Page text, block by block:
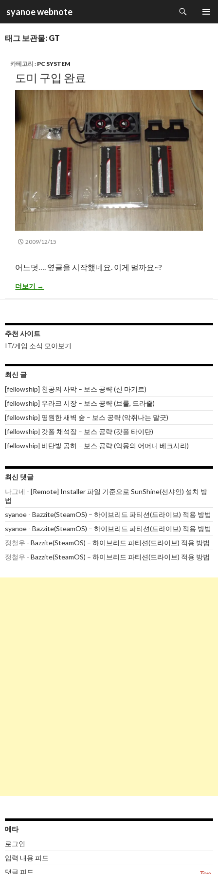
syanoe webnote
색
츠
로
건
태그 보관물: GT
카테고리 : PC SYSTEM
도미 구입 완료
2009/12/15
어느덧…. 옆글을 시작했네요. 이게 멀까요~?
도미 구입 완료
더보기 →
추천 사이트
IT/게임 소식 모아보기
최신 글
[fellowship] 천공의 사막 – 보스 공략 (신 마기르)
[fellowship] 우라크 시장 – 보스 공략 (브룰, 드라줄)
[fellowship] 영원한 새벽 숲 – 보스 공략 (악취나는 말긋)
[fellowship] 갓폴 채석장 – 보스 공략 (갓폴 타이탄)
[fellowship] 비단빛 공허 – 보스 공략 (악몽의 어머니 베크시라)
최신 댓글
나그네 - [Remote] Installer 파일 기준으로 SunShine(선샤인) 설치 방
법
syanoe - Bazzite(SteamOS) – 하이브리드 파티션(드라이브) 적용 방법
syanoe - Bazzite(SteamOS) – 하이브리드 파티션(드라이브) 적용 방법
정철우 - Bazzite(SteamOS) – 하이브리드 파티션(드라이브) 적용 방법
정철우 - Bazzite(SteamOS) – 하이브리드 파티션(드라이브) 적용 방법
메타
로그인
입력 내용 피드
댓글 피드